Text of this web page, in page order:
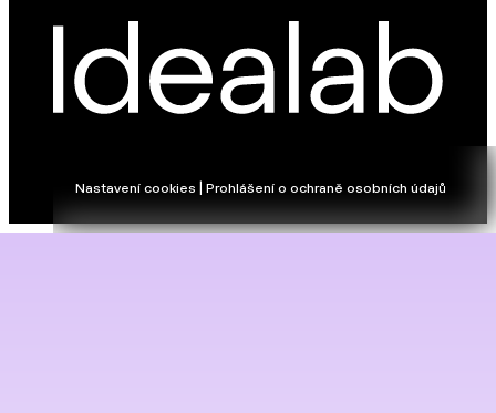
Nastavení cookies | Prohlášení o ochraně osobních údajů